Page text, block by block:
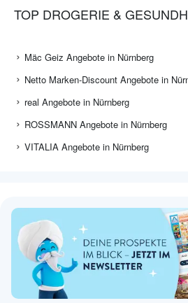
TOP DROGERIE &
Mäc Geiz Angebote in Nürnberg
Netto Marken-Discount Angebote in
real Angebote in Nürnberg
ROSSMANN Angebote in Nürnberg
VITALIA Angebote in Nürnberg